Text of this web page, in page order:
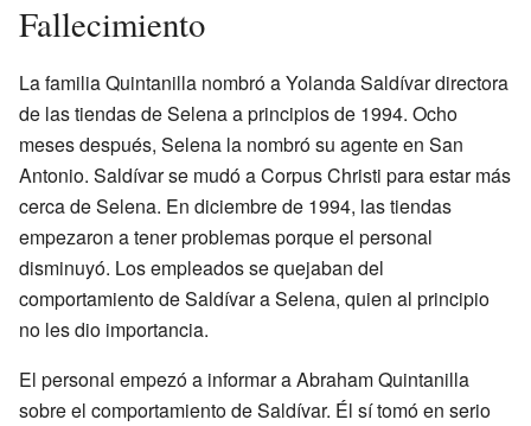
Fallecimiento
La familia Quintanilla nombró a Yolanda Saldívar directora
de las tiendas de Selena a principios de 1994. Ocho
meses después, Selena la nombró su agente en San
Antonio. Saldívar se mudó a Corpus Christi para estar más
cerca de Selena. En diciembre de 1994, las tiendas
empezaron a tener problemas porque el personal
disminuyó. Los empleados se quejaban del
comportamiento de Saldívar a Selena, quien al principio
no les dio importancia.
El personal empezó a informar a Abraham Quintanilla
sobre el comportamiento de Saldívar. Él sí tomó en serio